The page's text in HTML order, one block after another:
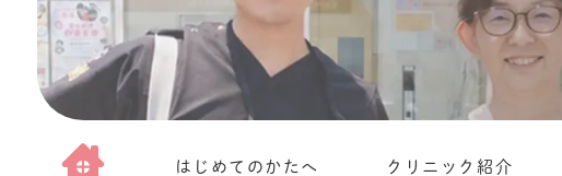
はじめてのかたへ クリニック紹介